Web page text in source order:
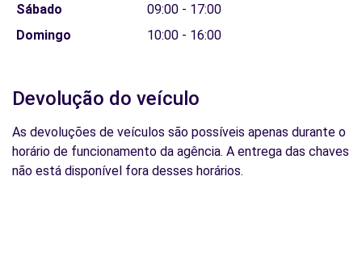
Sábado
09:00 - 17:00
Domingo
10:00 - 16:00
Devolução do veículo
As devoluções de veículos são possíveis apenas durante o
horário de funcionamento da agência. A entrega das chaves
não está disponível fora desses horários.